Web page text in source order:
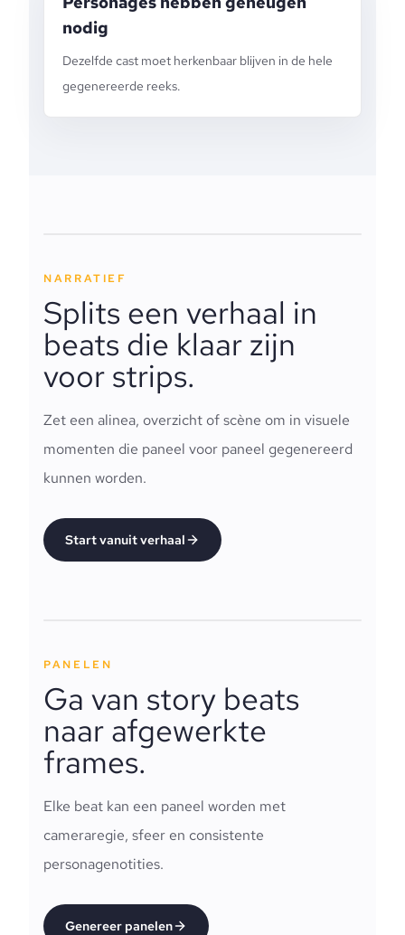
nodig
Dezelfde cast moet herkenbaar blijven in de hele
gegenereerde reeks.
NARRATIEF
Splits een verhaal in
beats die klaar zijn
voor strips.
Zet een alinea, overzicht of scène om in visuele
momenten die paneel voor paneel gegenereerd
kunnen worden.
Start vanuit verhaal
PANELEN
Ga van story beats
naar afgewerkte
frames.
Elke beat kan een paneel worden met
cameraregie, sfeer en consistente
personagenotities.
Genereer panelen